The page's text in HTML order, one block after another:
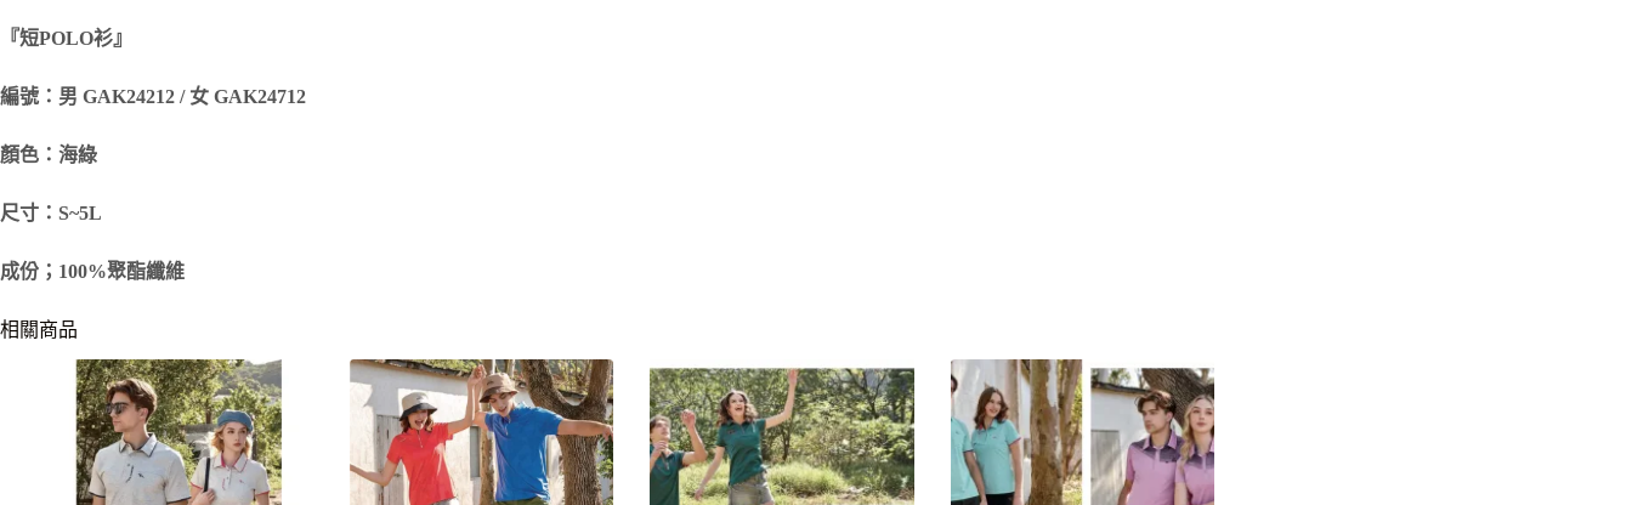
『短POLO衫』
編號：男 GAK24212 / 女 GAK24712
顏色：海綠
尺寸：S~5L
成份；100%聚酯纖維
相關商品